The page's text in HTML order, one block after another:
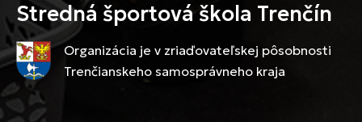
Stredná športová škola Trenčín
Organizácia je v zriaďovateľskej pôsobnosti
Trenčianskeho samosprávneho kraja